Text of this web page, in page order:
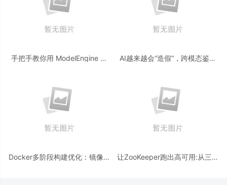
手把手教你用 ModelEngine 打
AI越来越会“造假“，跨模态鉴伪
Docker多阶段构建优化：镜像体
让ZooKeeper跑出高可用:从三节